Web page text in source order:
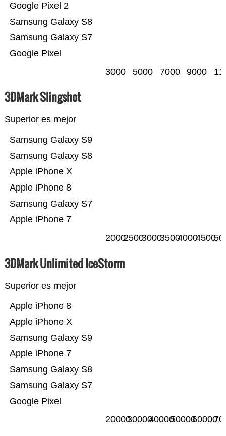
Google Pixel
Samsung Galaxy S7
Samsung Galaxy S8
Google Pixel 2
3000 5000 7000 9000
3DMark Slingshot
Superior es mejor
Apple iPhone 7
Samsung Galaxy S7
Apple iPhone 8
Apple iPhone X
Samsung Galaxy S8
Samsung Galaxy S9
200025003000350040004500
3DMark Unlimited IceStorm
Superior es mejor
Google Pixel
Samsung Galaxy S7
Samsung Galaxy S8
Apple iPhone 7
Samsung Galaxy S9
Apple iPhone X
Apple iPhone 8
2000030000400005000060000